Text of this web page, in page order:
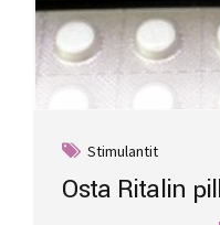
Stimulantit
Osta Ritalin